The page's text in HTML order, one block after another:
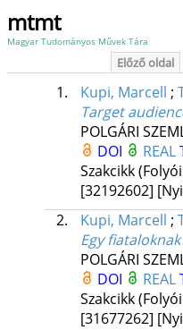
mtmt
Magyar Tudományos Művek Tára
Előző oldal
1. Kupi, Marcell ;
Target
POLGÁRI
DOI
REAL
Szakcikk
[32192602]
2.
Kupi, Marcell ;
Egy
POLGÁRI
DOI
REAL
Szakcikk
[31677262]